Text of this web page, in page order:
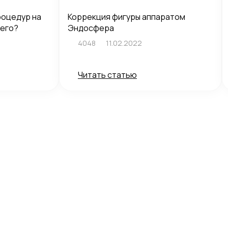
на
Коррекция фигуры аппаратом
Эндосфера
4048 11.02.2022
Читать статью